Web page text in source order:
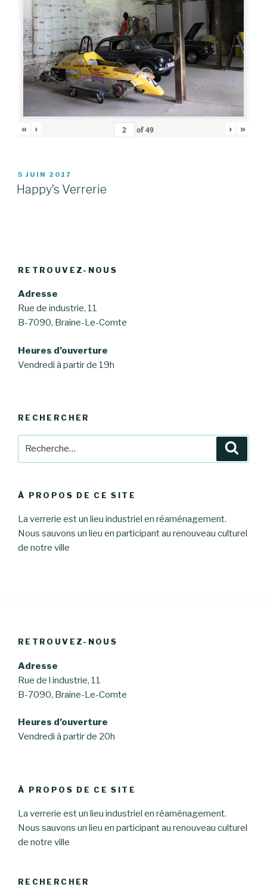
« ‹ of49 › »
PUBLIÉ
LE
5 JUIN 2017
Happy’s Verrerie
RETROUVEZ-NOUS
Adresse
Rue de industrie, 11
B-7090, Braine-Le-Comte
Heures d’ouverture
Vendredi à partir de 19h
RECHERCHER
À PROPOS DE CE SITE
La verrerie est un lieu industriel en réaménagement.
Nous sauvons un lieu en participant au renouveau culturel
de notre ville
RETROUVEZ-NOUS
Adresse
Rue de l industrie, 11
B-7090, Braine-Le-Comte
Heures d’ouverture
Vendredi à partir de 20h
À PROPOS DE CE SITE
La verrerie est un lieu industriel en réaménagement.
Nous sauvons un lieu en participant au renouveau culturel
de notre ville
RECHERCHER